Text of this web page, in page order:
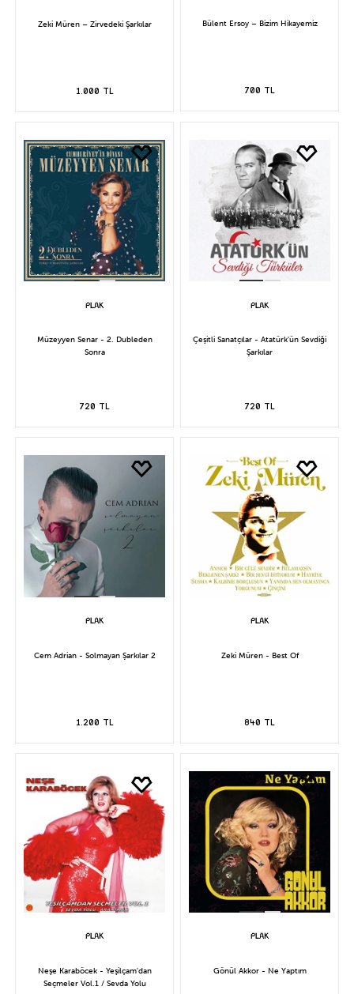
Zeki Müren – Zirvedeki Şarkılar
1.000 TL
Bülent Ersoy – Bizim Hikayemiz
700 TL
Müzeyyen Senar - 2. Dubleden
Sonra
720 TL
Çeşitli Sanatçılar - Atatürk'ün Sevdiği
Şarkılar
720 TL
Cem Adrian - Solmayan Şarkılar 2
1.200 TL
Zeki Müren - Best Of
840 TL
Neşe Karaböcek - Yeşilçam'dan
Seçmeler Vol.1 / Sevda Yolu
Gönül Akkor - Ne Yaptım